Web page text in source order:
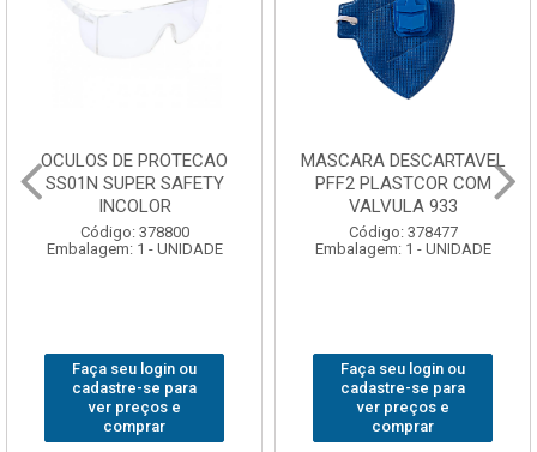
OCULOS DE PROTECAO
SS01N SUPER SAFETY
INCOLOR
Código: 378800
Embalagem: 1 - UNIDADE
Faça seu login ou
cadastre-se para
ver preços e
comprar
MASCARA DESCARTAVEL
PFF2 PLASTCOR COM
VALVULA 933
Código: 378477
Embalagem: 1 - UNIDADE
Faça seu login ou
cadastre-se para
ver preços e
comprar